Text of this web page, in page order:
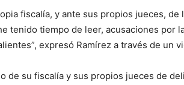
fiscalía, y ante sus propios jueces,
tenido tiempo de leer, acusaciones por
expresó Ramírez a través de un
de su fiscalía y sus propios jueces de